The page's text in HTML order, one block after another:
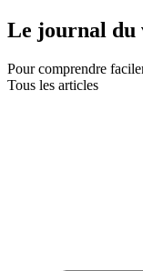
Le journal du
Pour comprendre
Tous les articles